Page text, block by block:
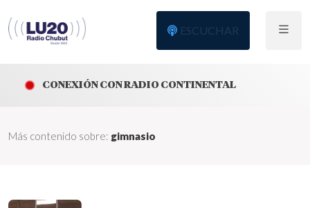
ESCUCHAR
CONEXIÓN CON RADIO CONTINENTAL
Más contenido sobre: gimnasio